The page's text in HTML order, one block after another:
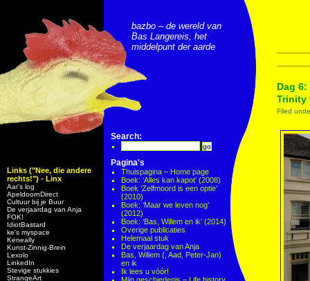
Links ("Nee, die andere
rechts!") - Linx
Aar’s log
ApeldoornDirect
Cultuur bij je Buur
De verjaardag van Anja
FOK!
IdiotBastard
ke's myspace
Keneally
Kunst-Zinnig-Brein
Lexolo
LinkedIn
Stevige stukkies
StrangeArt
bazbo – de wereld van
Bas Langereis, het
middelpunt der aarde
Search:
Pagina's
Thuispagina – Home page
Boek: ‘Alles kan kapot’ (2008)
Boek ‘Zelfmoord is een optie’
(2010)
Boek: ‘Maar we leven nog’
(2012)
Boek: ‘Bas, Willem en ik’ (2014)
Overige publicaties
Helemaal stuk
De verjaardag van Anja
Bas, Willem (, Aad, Peter-Jan)
en ik
Ik lees u vóór!
Dag
Trinity
Filed